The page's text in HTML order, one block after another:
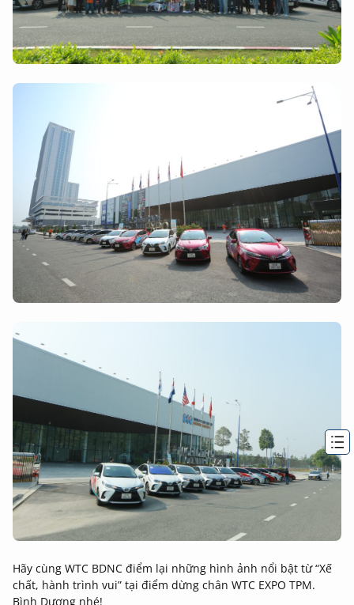
Hãy cùng WTC BDNC điểm lại những hình ảnh nổi bật từ “Xế
chất, hành trình vui” tại điểm dừng chân WTC EXPO TPM.
Bình Dương nhé!